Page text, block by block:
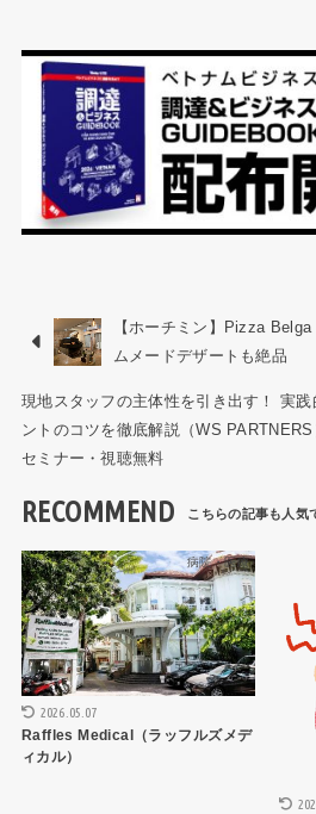
【ホーチミン】Pizza
ムメードデザートも絶品
現地スタッフの主体性を引き出す！ 実践
ントのコツを徹底解説（WS
セミナー・視聴無料
RECOMMEND
病院・医療
2026.05.07
Raffles Medical（ラッフルズメデ
ィカル）